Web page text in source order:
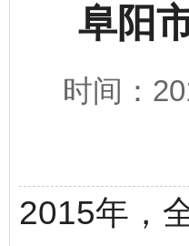
阜阳
时间：
2015年，